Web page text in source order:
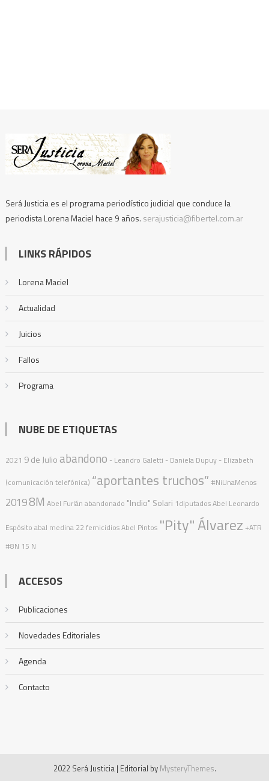
Será Justicia es el programa periodístico judicial que conduce la
periodista Lorena Maciel hace 9 años. serajusticia@fibertel.com.ar
LINKS RÁPIDOS
Lorena Maciel
Actualidad
Juicios
Fallos
Programa
NUBE DE ETIQUETAS
2021 9 de Julioabandono - Leandro Galetti - Daniela Dupuy - Elizabeth
(comunicación telefónica) “aportantes truchos” #NiUnaMenos
20198M Abel Furlán abandonado "Indio" Solari 1diputadosAbel Leonardo
Espósito abal medina 22 femicidiosAbel Pintos "Pity" Álvarez +ATR
#8N 15 N
ACCESOS
Publicaciones
Novedades Editoriales
Agenda
Contacto
2022 Será Justicia | Editorial by MysteryThemes.